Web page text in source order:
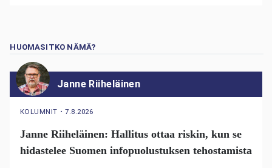
HUOMASITKO NÄMÄ?
Janne Riiheläinen
KOLUMNIT ・7.8.2026
Janne Riiheläinen: Hallitus ottaa riskin, kun se
hidastelee Suomen infopuolustuksen tehostamista